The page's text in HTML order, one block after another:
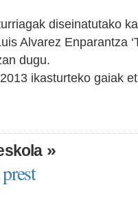
diseinatutako
Alvarez Enparantza
dugu.
ikasturteko gaiak
»